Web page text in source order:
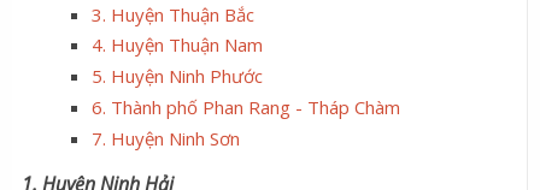
3. Huyện Thuận Bắc
4. Huyện Thuận Nam
5. Huyện Ninh Phước
6. Thành phố Phan Rang - Tháp Chàm
7. Huyện Ninh Sơn
1. Huyện Ninh Hải